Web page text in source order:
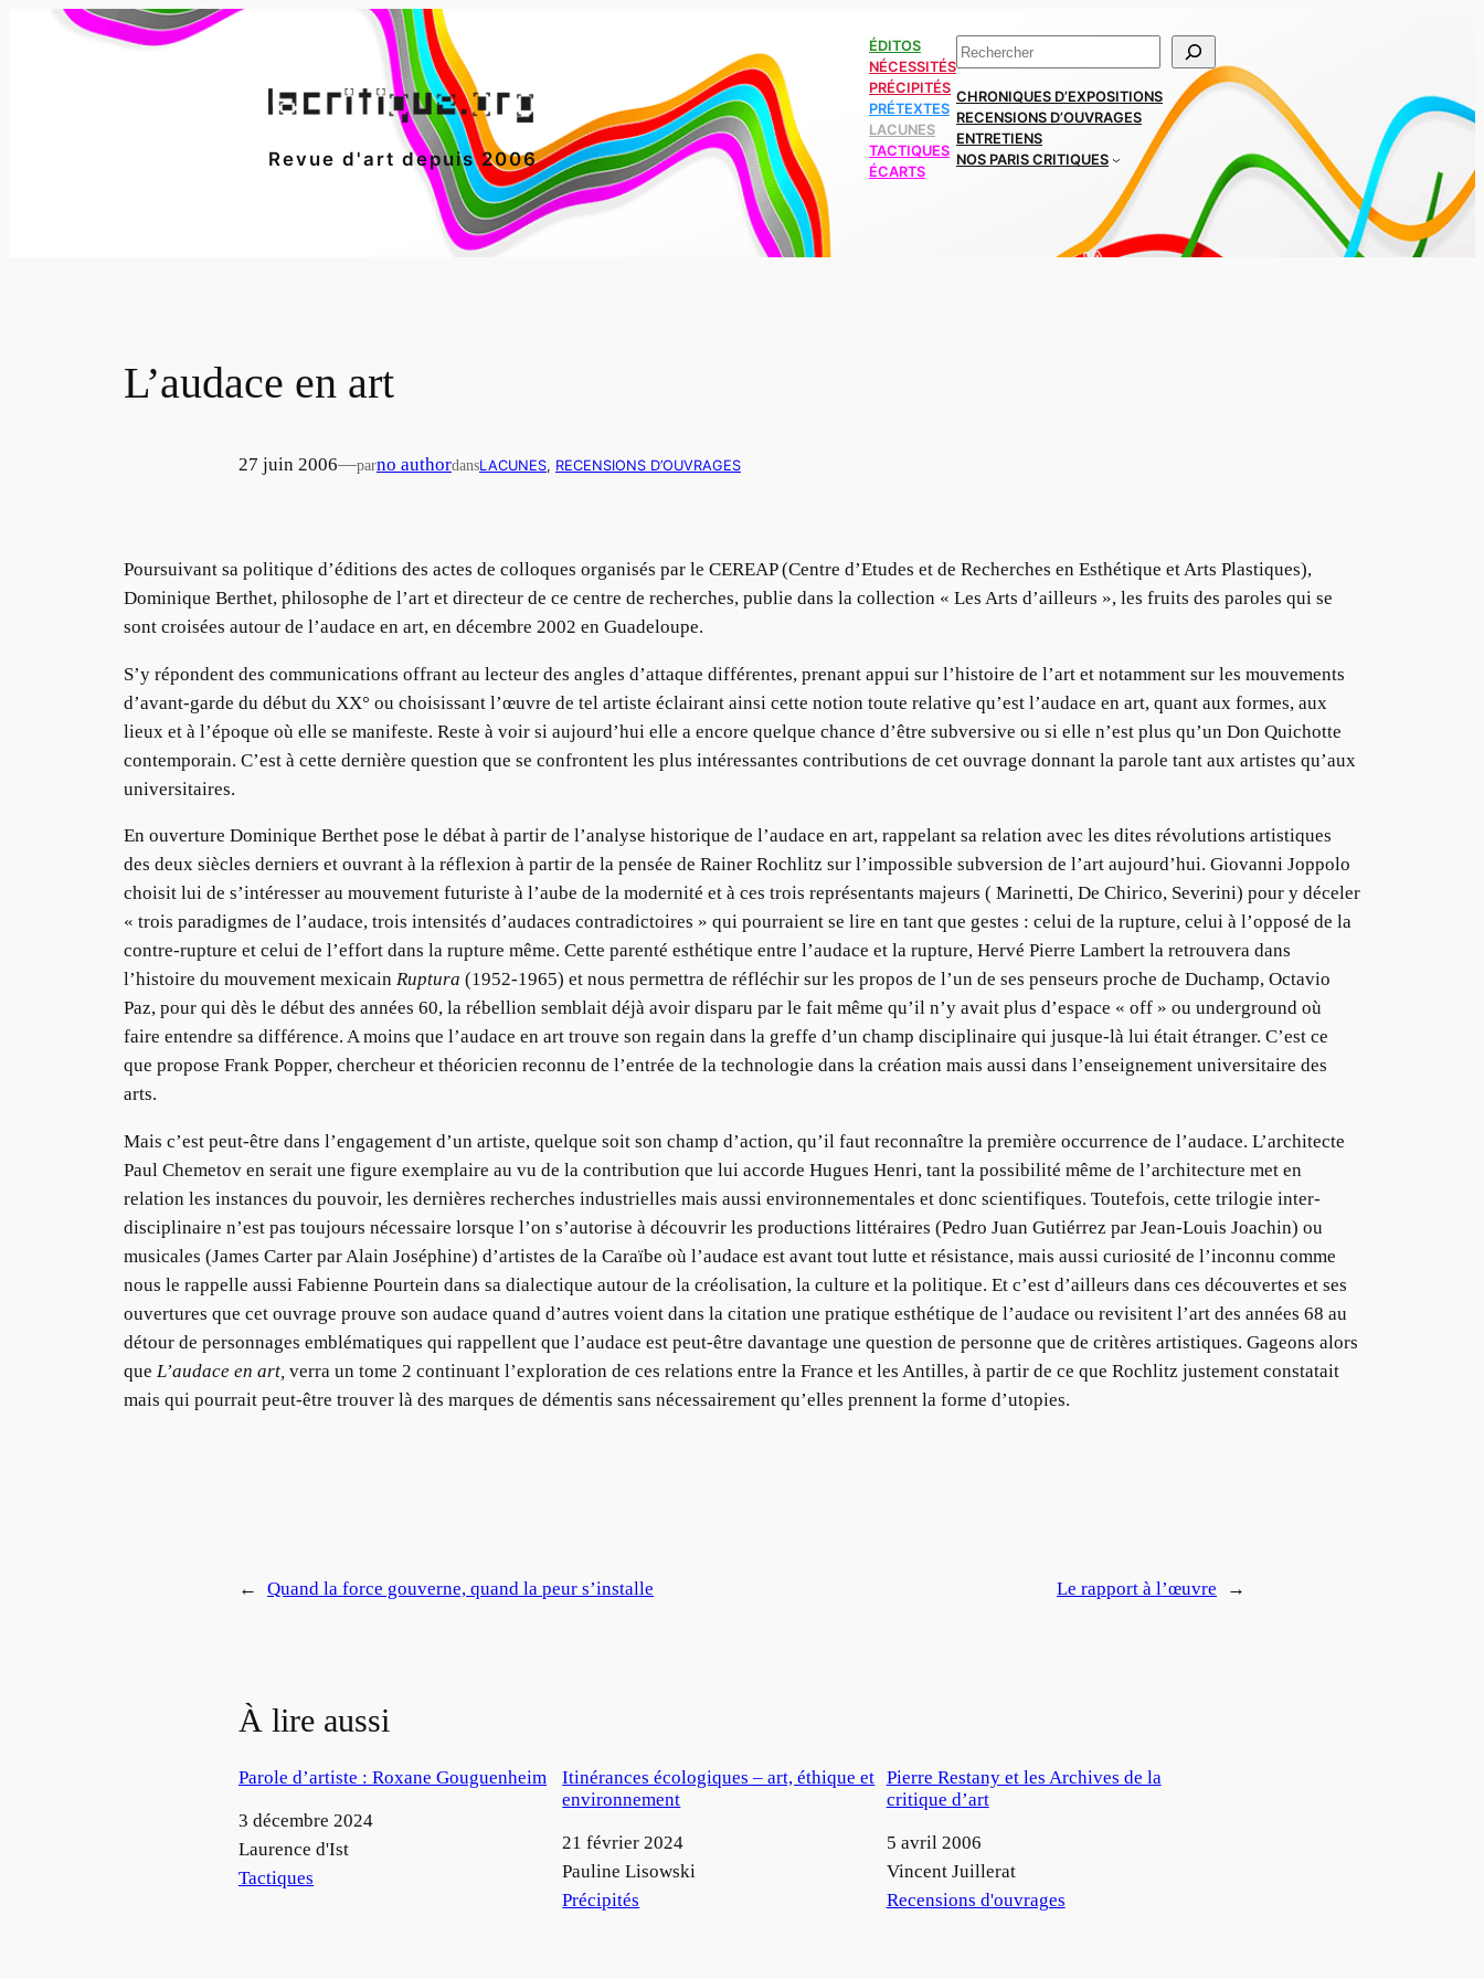
Revue d'art depuis 2006
ÉDITOS
NÉCESSITÉS
PRÉCIPITÉS
PRÉTEXTES
LACUNES
TACTIQUES
ÉCARTS
Rechercher
CHRONIQUES D’EXPOSITIONS
RECENSIONS D’OUVRAGES
ENTRETIENS
NOS PARIS CRITIQUES
L’audace en art
27 juin 2006—parno authordansLACUNES, RECENSIONS D’OUVRAGES
Poursuivant sa politique d’éditions des actes de colloques organisés par le CEREAP (Centre d’Etudes et de Recherches en Esthétique et Arts Plastiques),
Dominique Berthet, philosophe de l’art et directeur de ce centre de recherches, publie dans la collection « Les Arts d’ailleurs », les fruits des paroles qui se
sont croisées autour de l’audace en art, en décembre 2002 en Guadeloupe.
S’y répondent des communications offrant au lecteur des angles d’attaque différentes, prenant appui sur l’histoire de l’art et notamment sur les mouvements
d’avant-garde du début du XX° ou choisissant l’œuvre de tel artiste éclairant ainsi cette notion toute relative qu’est l’audace en art, quant aux formes, aux
lieux et à l’époque où elle se manifeste. Reste à voir si aujourd’hui elle a encore quelque chance d’être subversive ou si elle n’est plus qu’un Don Quichotte
contemporain. C’est à cette dernière question que se confrontent les plus intéressantes contributions de cet ouvrage donnant la parole tant aux artistes qu’aux
universitaires.
En ouverture Dominique Berthet pose le débat à partir de l’analyse historique de l’audace en art, rappelant sa relation avec les dites révolutions artistiques
des deux siècles derniers et ouvrant à la réflexion à partir de la pensée de Rainer Rochlitz sur l’impossible subversion de l’art aujourd’hui. Giovanni Joppolo
choisit lui de s’intéresser au mouvement futuriste à l’aube de la modernité et à ces trois représentants majeurs ( Marinetti, De Chirico, Severini) pour y déceler
« trois paradigmes de l’audace, trois intensités d’audaces contradictoires » qui pourraient se lire en tant que gestes : celui de la rupture, celui à l’opposé de la
contre-rupture et celui de l’effort dans la rupture même. Cette parenté esthétique entre l’audace et la rupture, Hervé Pierre Lambert la retrouvera dans
l’histoire du mouvement mexicain Ruptura (1952-1965) et nous permettra de réfléchir sur les propos de l’un de ses penseurs proche de Duchamp, Octavio
Paz, pour qui dès le début des années 60, la rébellion semblait déjà avoir disparu par le fait même qu’il n’y avait plus d’espace « off » ou underground où
faire entendre sa différence. A moins que l’audace en art trouve son regain dans la greffe d’un champ disciplinaire qui jusque-là lui était étranger. C’est ce
que propose Frank Popper, chercheur et théoricien reconnu de l’entrée de la technologie dans la création mais aussi dans l’enseignement universitaire des
arts.
Mais c’est peut-être dans l’engagement d’un artiste, quelque soit son champ d’action, qu’il faut reconnaître la première occurrence de l’audace. L’architecte
Paul Chemetov en serait une figure exemplaire au vu de la contribution que lui accorde Hugues Henri, tant la possibilité même de l’architecture met en
relation les instances du pouvoir, les dernières recherches industrielles mais aussi environnementales et donc scientifiques. Toutefois, cette trilogie inter-
disciplinaire n’est pas toujours nécessaire lorsque l’on s’autorise à découvrir les productions littéraires (Pedro Juan Gutiérrez par Jean-Louis Joachin) ou
musicales (James Carter par Alain Joséphine) d’artistes de la Caraïbe où l’audace est avant tout lutte et résistance, mais aussi curiosité de l’inconnu comme
nous le rappelle aussi Fabienne Pourtein dans sa dialectique autour de la créolisation, la culture et la politique. Et c’est d’ailleurs dans ces découvertes et ses
ouvertures que cet ouvrage prouve son audace quand d’autres voient dans la citation une pratique esthétique de l’audace ou revisitent l’art des années 68 au
détour de personnages emblématiques qui rappellent que l’audace est peut-être davantage une question de personne que de critères artistiques. Gageons alors
que L’audace en art, verra un tome 2 continuant l’exploration de ces relations entre la France et les Antilles, à partir de ce que Rochlitz justement constatait
mais qui pourrait peut-être trouver là des marques de démentis sans nécessairement qu’elles prennent la forme d’utopies.
← Quand la force gouverne, quand la peur s’installe Le rapport à l’œuvre →
À lire aussi
Parole d’artiste : Roxane Gouguenheim
Date
3 décembre 2024
Auteur
Laurence d'Ist
Par rapport à
Tactiques
Itinérances écologiques – art, éthique et
environnement
Date
21 février 2024
Auteur
Pauline Lisowski
Par rapport à
Précipités
Pierre Restany et les Archives de la
critique d’art
Date
5 avril 2006
Auteur
Vincent Juillerat
Par rapport à
Recensions d'ouvrages